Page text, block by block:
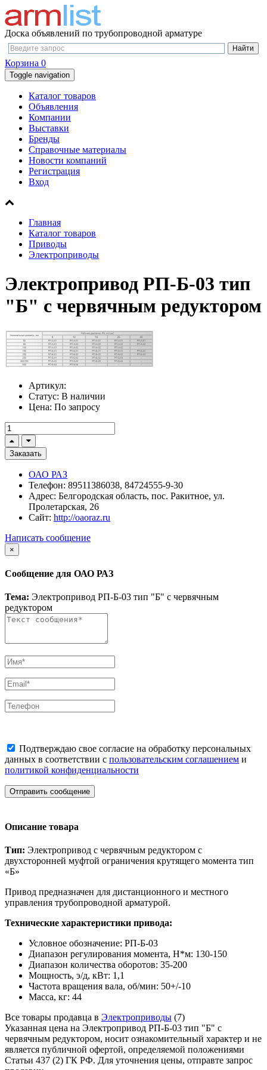
Доска объявлений по трубопроводной арматуре
Корзина 0
Toggle navigation
Каталог товаров
Объявления
Компании
Выставки
Бренды
Справочные материалы
Новости компаний
Регистрация
Вход
Главная
Каталог товаров
Приводы
Электроприводы
Электропривод РП-Б-03 тип
"Б" с червячным редуктором
Артикул:
Статус: В наличии
Цена: По запросу
Заказать
ОАО РАЗ
Телефон: 89511386038, 84724555-9-30
Адрес: Белгородская область, пос. Ракитное, ул.
Пролетарская, 26
Сайт: http://oaoraz.ru
Написать сообщение
×
Сообщение для ОАО РАЗ
Тема: Электропривод РП-Б-03 тип "Б" с червячным
редуктором
Подтверждаю свое согласие на обработку персональных
данных в соответствии с пользовательским соглашением и
политикой конфиденциальности
Отправить сообщение
Описание товара
Тип: Электропривод с червячным редуктором с
двухсторонней муфтой ограничения крутящего момента тип
«Б»
Привод предназначен для дистанционного и местного
управления трубопроводной арматурой.
Технические характеристики привода:
Условное обозначение: РП-Б-03
Диапазон регулирования момента, Н*м: 130-150
Диапазон количества оборотов: 35-200
Мощность, э/д, кВт: 1,1
Частота вращения вала, об/мин: 50+/-10
Масса, кг: 44
Все товары продавца в Электроприводы (7)
Указанная цена на Электропривод РП-Б-03 тип "Б" с
червячным редуктором, носит ознакомительный характер и не
является публичной офертой, определяемой положениями
Статьи 437 (2) ГК РФ. Для уточнения цены, отправте запрос